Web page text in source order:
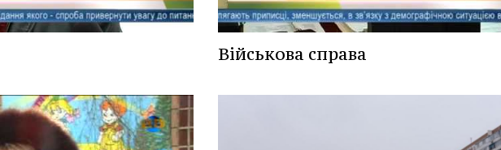
Військова справа